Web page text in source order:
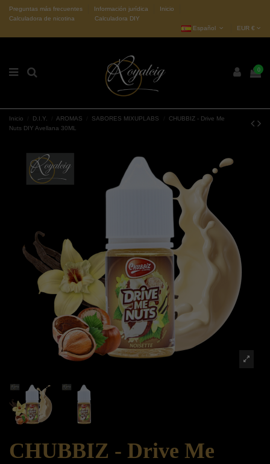
Preguntas más frecuentes Información jurídica
Inicio
Calculadora de nicotina
Calculadora DIY
Español
EUR €
0
Inicio D.I.Y. AROMAS SABORES MIXUPLABS
CHUBBIZ - Drive Me
Nuts DIY Avellana 30ML
CHUBBIZ - Drive Me